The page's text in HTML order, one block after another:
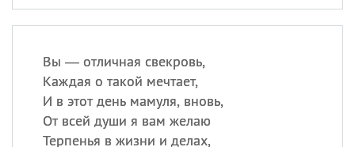
Вы — отличная свекровь,
Каждая о такой мечтает,
И в этот день мамуля, вновь,
От всей души я вам желаю
Терпенья в жизни и делах,